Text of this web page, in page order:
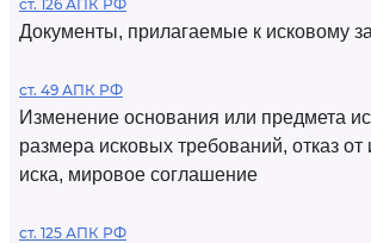
ст. 126 АПК РФ
Документы, прилагаемые к исковому
ст. 49 АПК РФ
Изменение основания или предмета
размера исковых требований, отказ от
иска, мировое соглашение
ст. 125 АПК РФ